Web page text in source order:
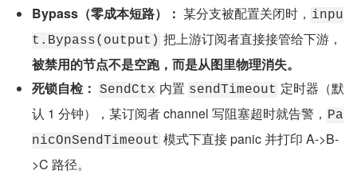
Bypass（零成本短路）： 某分支被配置关闭时， inpu
t.Bypass(output) 把上游订阅者直接接管给下游，
被禁用的节点不是空跑，而是从图里物理消失。
死锁自检：
SendCtx 内置 sendTimeout 定时器（默
认 1 分钟），某订阅者 channel 写阻塞超时就告警， Pa
nicOnSendTimeout 模式下直接 panic 并打印 A->B-
>C 路径。